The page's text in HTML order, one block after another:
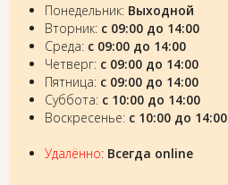
Понедельник: Выходной
Вторник: с 09:00 до 14:00
Среда: с 09:00 до 14:00
Четверг: с 09:00 до 14:00
Пятница: с 09:00 до 14:00
Суббота: с 10:00 до 14:00
Воскресенье: с 10:00 до 14:00
Удалённо: Всегда online